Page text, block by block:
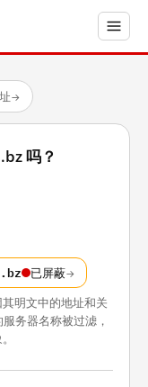
→
吗？
已屏蔽→
明文中的地址和关
务器名称被过滤，